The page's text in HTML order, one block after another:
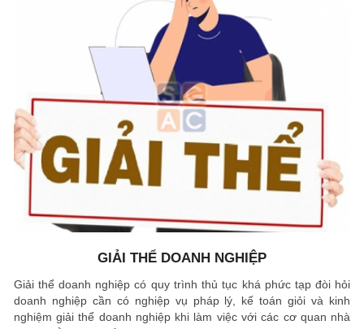
GIẢI THỂ DOANH NGHIỆP
Giải thể doanh nghiệp có quy trình thủ tục khá phức tạp đòi hỏi
doanh nghiệp cần có nghiệp vụ pháp lý, kế toán giỏi và kinh
nghiệm giải thể doanh nghiệp khi làm việc với các cơ quan nhà